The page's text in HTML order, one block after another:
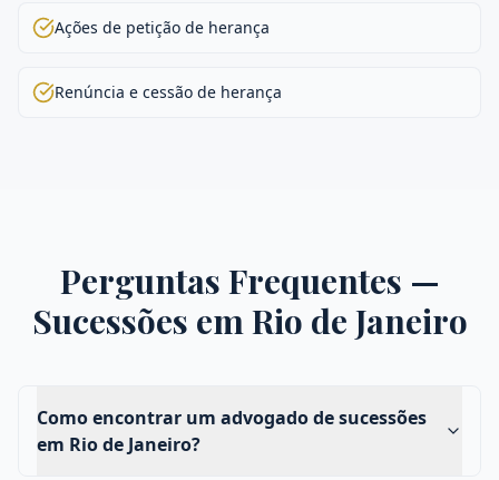
Ações de petição de herança
Renúncia e cessão de herança
Perguntas Frequentes —
Sucessões emRio de Janeiro
Como encontrar um advogado de sucessões
em Rio de Janeiro?